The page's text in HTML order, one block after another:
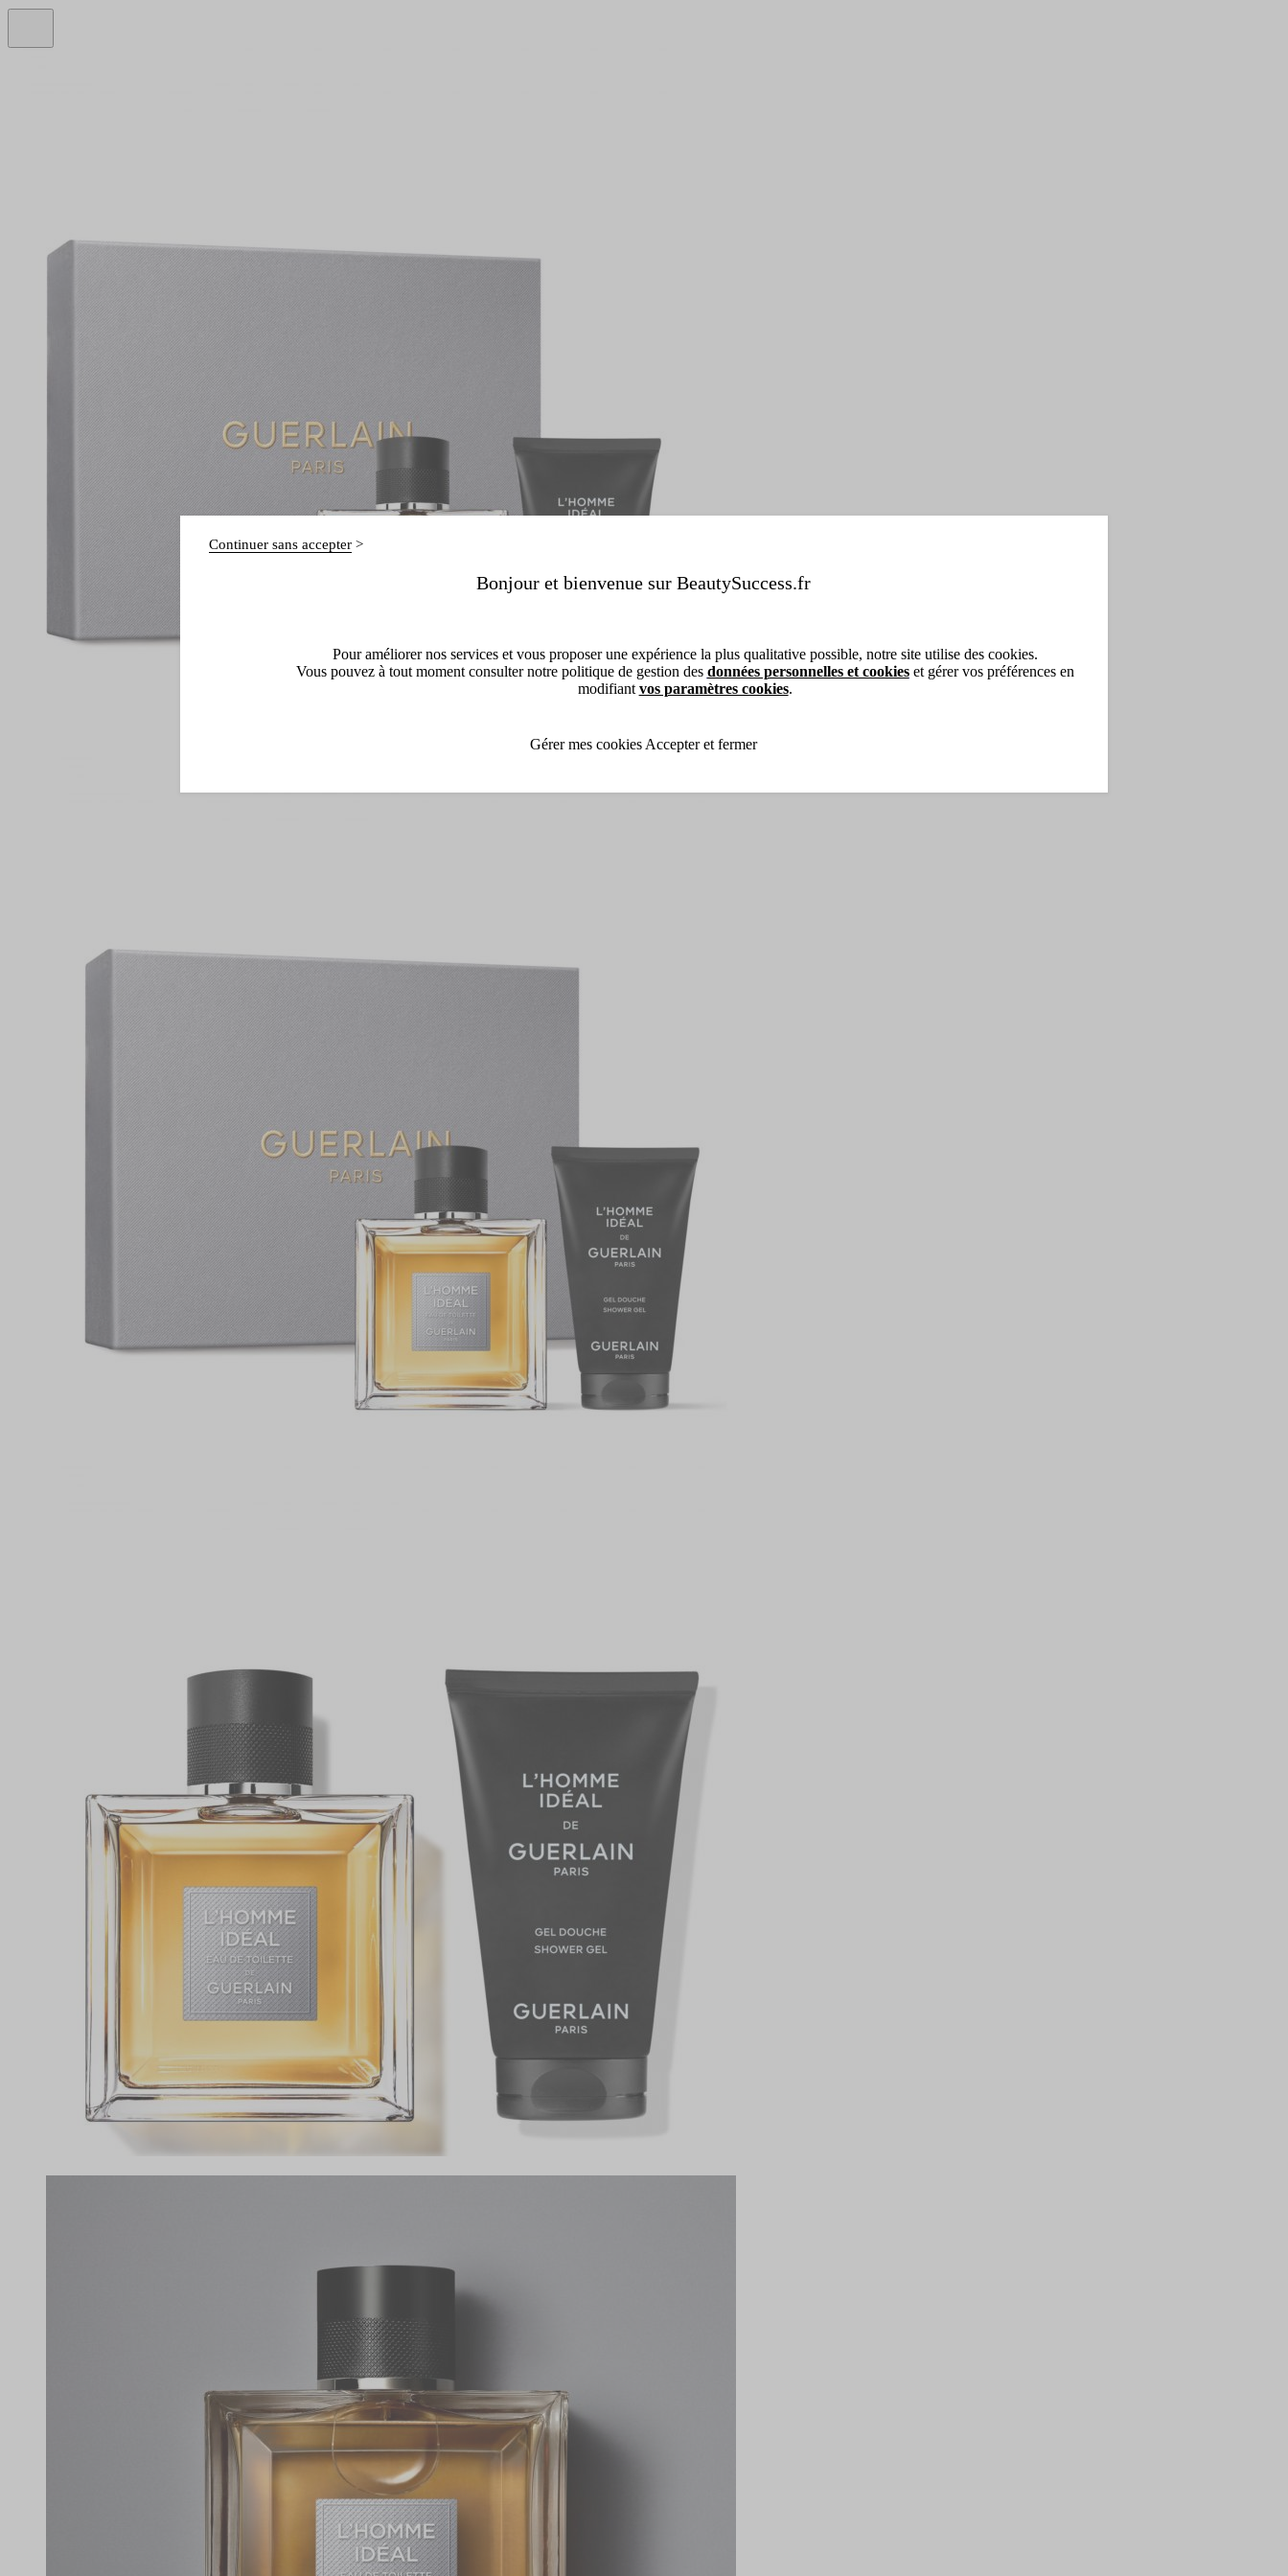
Bonjour et bienvenue sur BeautySuccess.fr
Continuer sans accepter
Pour améliorer nos services et vous proposer une expérience la plus qualitative possible, notre site utilise des cookies.
Vous pouvez à tout moment consulter notre politique de gestion des données personnelles et cookieset gérer vos préférences en
modifiant vos paramètres cookies.
Gérer mes cookies Accepter et fermer